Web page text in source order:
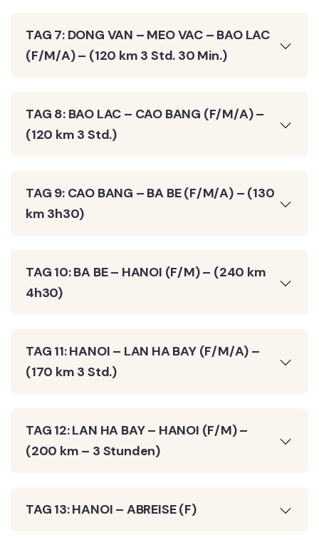
TAG 7: DONG VAN – MEO VAC – BAO LAC
(F/M/A) – (120 km 3 Std. 30 Min.)
TAG 8: BAO LAC – CAO BANG (F/M/A) –
(120 km 3 Std.)
TAG 9: CAO BANG – BA BE (F/M/A) – (130
km 3h30)
TAG 10: BA BE – HANOI (F/M) – (240 km
4h30)
TAG 11: HANOI – LAN HA BAY (F/M/A) –
(170 km 3 Std.)
TAG 12: LAN HA BAY – HANOI (F/M) –
(200 km – 3 Stunden)
TAG 13: HANOI – ABREISE (F)